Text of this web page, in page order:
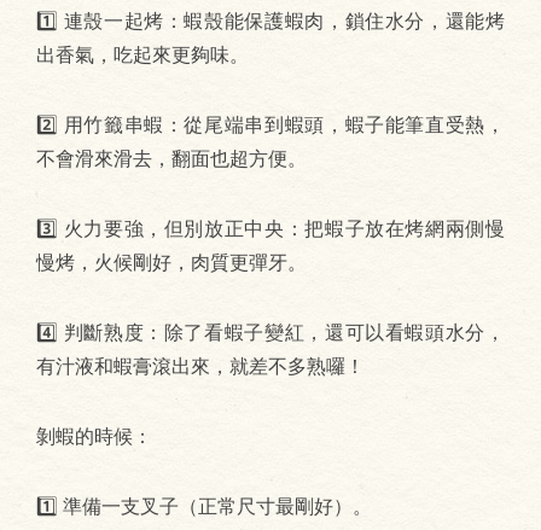
1️⃣ 連殼一起烤：蝦殼能保護蝦肉，鎖住水分，還能烤
出香氣，吃起來更夠味。
2️⃣ 用竹籤串蝦：從尾端串到蝦頭，蝦子能筆直受熱，
不會滑來滑去，翻面也超方便。
3️⃣ 火力要強，但別放正中央：把蝦子放在烤網兩側慢
慢烤，火候剛好，肉質更彈牙。
4️⃣ 判斷熟度：除了看蝦子變紅，還可以看蝦頭水分，
有汁液和蝦膏滾出來，就差不多熟囉！
剝蝦的時候：
1️⃣ 準備一支叉子（正常尺寸最剛好）。